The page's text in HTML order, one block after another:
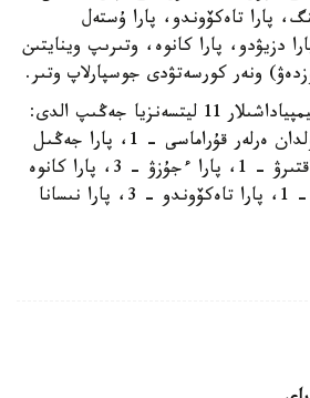
پارا تاەكۆوندو، پارا ۇستەل
دزيۋدو، پارا كانوە، وتىرىپ وينايتىن
ونەر كورسەتۋدى جوسپارلاپ وتىر.
وسى ۋاقىتقا دەيىن پاراليمپياداشىلار 11 ليتسەنزيا جەڭىپ الدى:
وتىرىپ وينايتىن ۆولەيبولدان ەرلەر قۇراماسى – 1، پارا جەڭىل
اتلەتيكا بويىنشا يادرو لاقتىرۋ – 1، پارا ءجۇزۋ – 3، پارا كانوە
– 1، پارا پاۋەرليفتينگ – 1، پارا تاەكۆوندو – 3، پارا نىسانا